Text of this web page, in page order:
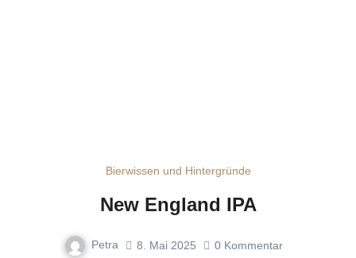
Bierwissen und Hintergründe
New England IPA
Petra 8. Mai 2025 0 Kommentar